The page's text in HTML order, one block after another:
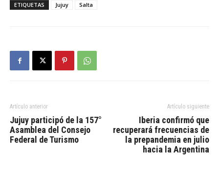
ETIQUETAS Jujuy Salta
Artículo anterior
Jujuy participó de la 157°
Asamblea del Consejo
Federal de Turismo
Artículo siguiente
Iberia confirmó que
recuperará frecuencias de
la prepandemia en julio
hacia la Argentina